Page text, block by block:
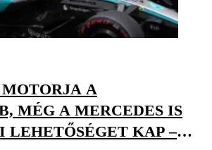
A
MÉG A MERCEDES IS
LEHETŐSÉGET KAP –